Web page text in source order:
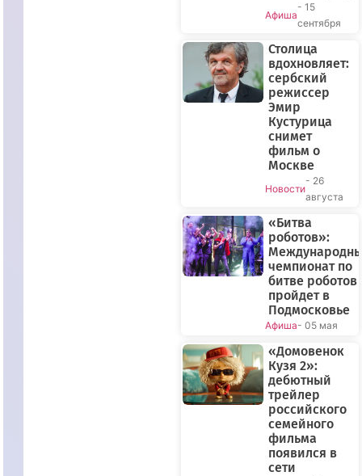
Афиша
- 15
сентября
Столица
вдохновляет:
сербский
режиссер
Эмир
Кустурица
снимет
фильм о
Москве
Новости
- 26
августа
«Битва
роботов»:
чемпионат по
битве роботов
пройдет в
Подмосковье
Афиша- 05 мая
«Домовенок
Кузя 2»:
дебютный
трейлер
российского
семейного
фильма
появился в
сети